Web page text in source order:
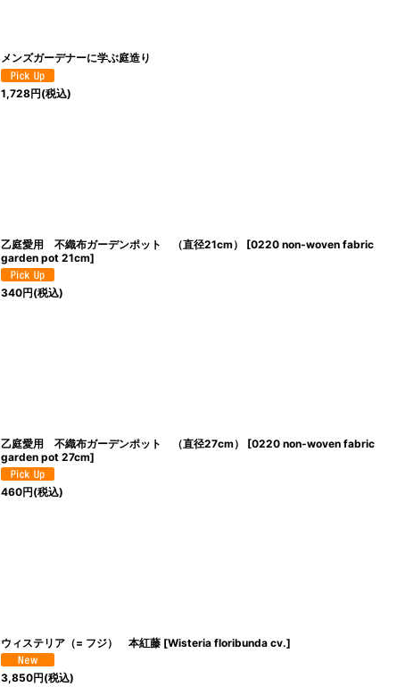
メンズガーデナーに学ぶ庭造り
1,728円(税込)
乙庭愛用 不織布ガーデンポット （直径21cm） [0220 non‐woven fabric
garden pot 21cm]
340円(税込)
乙庭愛用 不織布ガーデンポット （直径27cm） [0220 non‐woven fabric
garden pot 27cm]
460円(税込)
ウィステリア（= フジ） 本紅藤 [Wisteria floribunda cv.]
3,850円(税込)